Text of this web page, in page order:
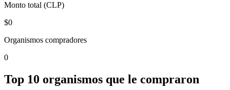
Monto total (CLP)
$0
Organismos compradores
0
Top 10 organismos que le compraron